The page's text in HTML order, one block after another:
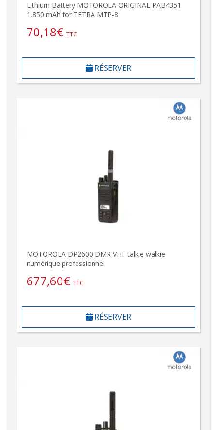
Lithium Battery MOTOROLA ORIGINAL PAB4351
1,850 mAh for TETRA MTP-8
70,18€ TTC
RÉSERVER
MOTOROLA DP2600 DMR VHF talkie walkie
numérique professionnel
677,60€ TTC
RÉSERVER